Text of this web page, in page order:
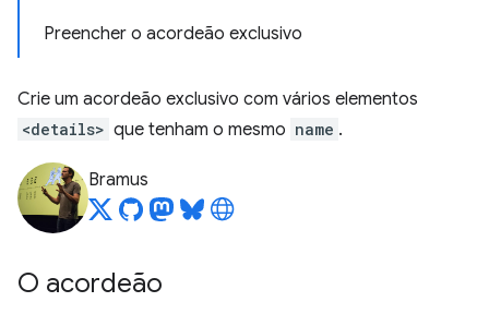
Preencher o acordeão exclusivo
Crie um acordeão exclusivo com vários elementos
<details> que tenham o mesmo name .
Bramus
O acordeão